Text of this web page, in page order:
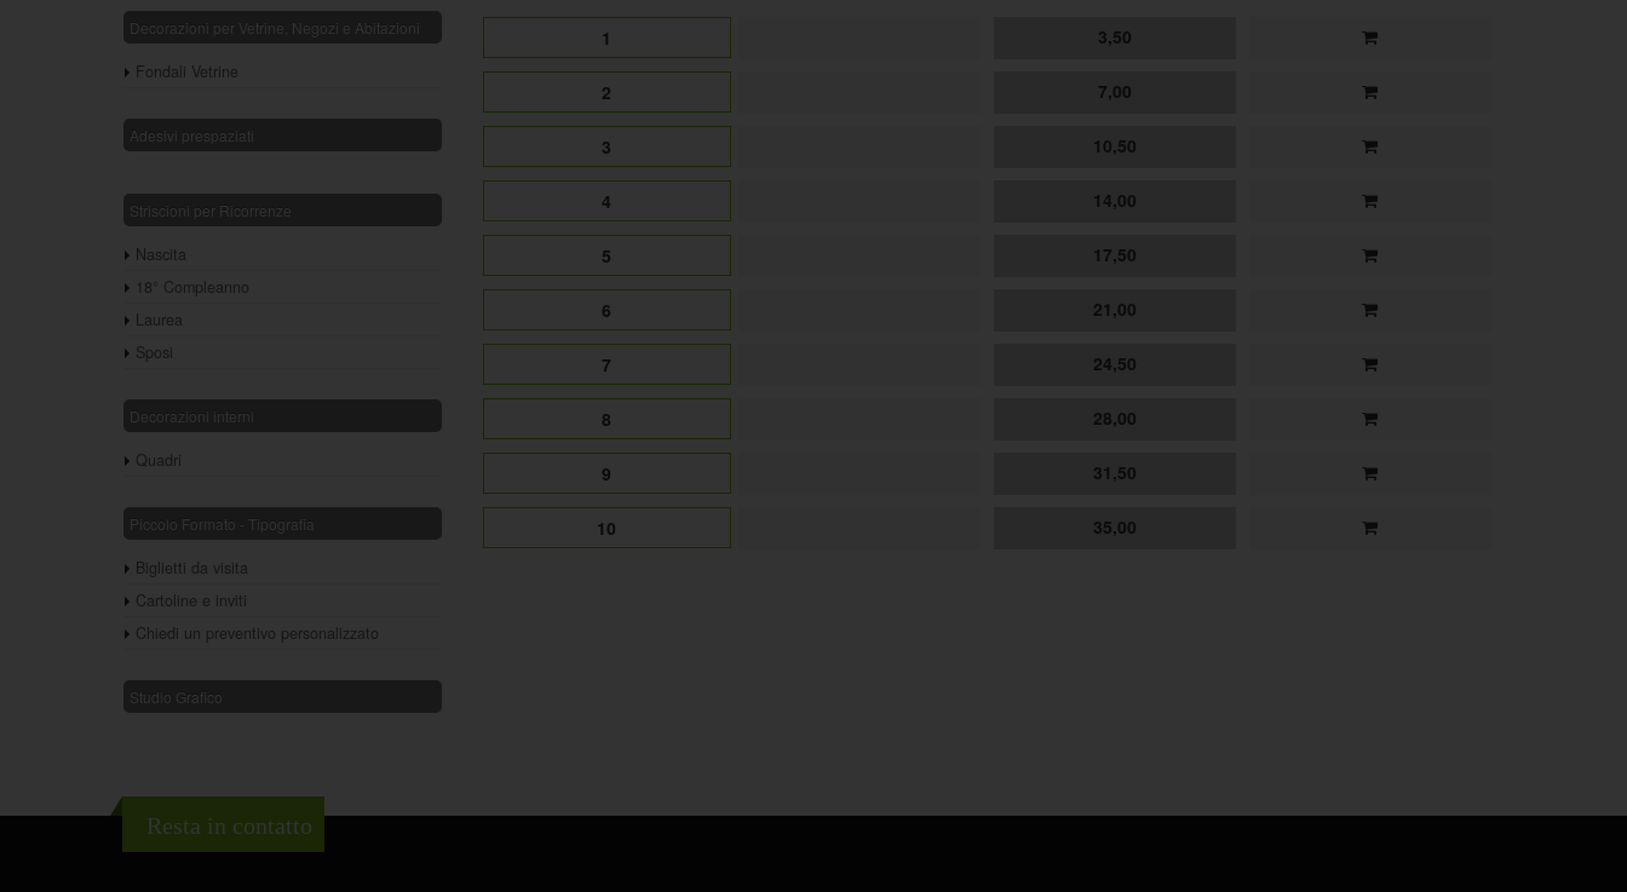
Decorazioni per Vetrine, Negozi e Abitazioni
Fondali Vetrine
Adesivi prespaziati
Striscioni per Ricorrenze
Nascita
18° Compleanno
Laurea
Sposi
Decorazioni interni
Quadri
Piccolo Formato - Tipografia
Biglietti da visita
Cartoline e inviti
Chiedi un preventivo personalizzato
Studio Grafico
1 3,50
2 7,00
3 10,50
4 14,00
5 17,50
6 21,00
7 24,50
8 28,00
9 31,50
10 35,00
Resta in contatto